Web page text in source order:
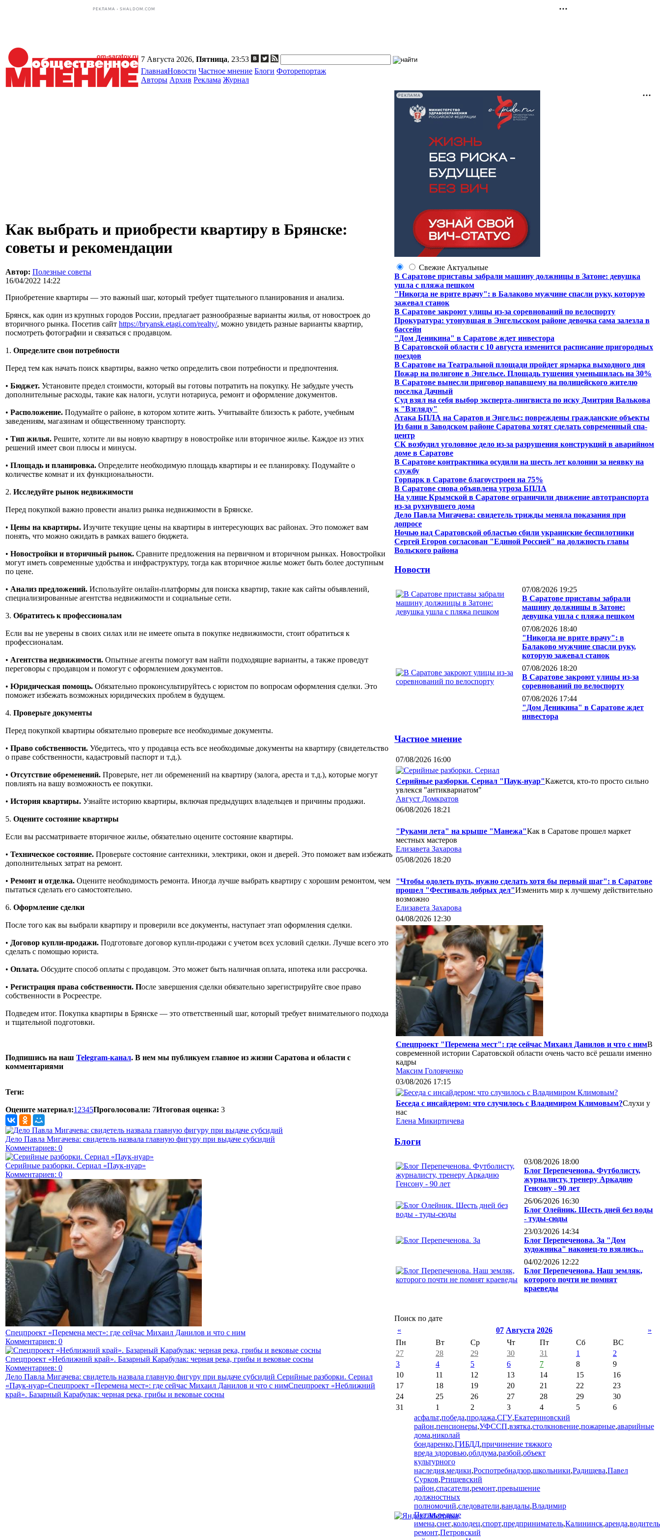
РЕКЛАМА • SHALDOM.COM
7 Августа 2026, Пятница, 23:53
ГлавнаяНовости Частное мнение Блоги Фоторепортаж
Авторы Архив Реклама Журнал
Как выбрать и приобрести квартиру в Брянске:
советы и рекомендации
Автор: Полезные советы
16/04/2022 14:22
Приобретение квартиры — это важный шаг, который требует тщательного планирования и анализа.
Брянск, как один из крупных городов России, предлагает разнообразные варианты жилья, от новостроек до
вторичного рынка. Посетив сайт https://bryansk.etagi.com/realty/, можно увидеть разные варианты квартир,
посмотреть фотографии и связаться с продавцом.
1. Определите свои потребности
Перед тем как начать поиск квартиры, важно четко определить свои потребности и предпочтения.
• Бюджет. Установите предел стоимости, который вы готовы потратить на покупку. Не забудьте учесть
дополнительные расходы, такие как налоги, услуги нотариуса, ремонт и оформление документов.
• Расположение. Подумайте о районе, в котором хотите жить. Учитывайте близость к работе, учебным
заведениям, магазинам и общественному транспорту.
• Тип жилья. Решите, хотите ли вы новую квартиру в новостройке или вторичное жилье. Каждое из этих
решений имеет свои плюсы и минусы.
• Площадь и планировка. Определите необходимую площадь квартиры и ее планировку. Подумайте о
количестве комнат и их функциональности.
2. Исследуйте рынок недвижимости
Перед покупкой важно провести анализ рынка недвижимости в Брянске.
• Цены на квартиры. Изучите текущие цены на квартиры в интересующих вас районах. Это поможет вам
понять, что можно ожидать в рамках вашего бюджета.
• Новостройки и вторичный рынок. Сравните предложения на первичном и вторичном рынках. Новостройки
могут иметь современные удобства и инфраструктуру, тогда как вторичное жилье может быть более доступным
по цене.
• Анализ предложений. Используйте онлайн-платформы для поиска квартир, такие как сайты объявлений,
специализированные агентства недвижимости и социальные сети.
3. Обратитесь к профессионалам
Если вы не уверены в своих силах или не имеете опыта в покупке недвижимости, стоит обратиться к
профессионалам.
• Агентства недвижимости. Опытные агенты помогут вам найти подходящие варианты, а также проведут
переговоры с продавцом и помогут с оформлением документов.
• Юридическая помощь. Обязательно проконсультируйтесь с юристом по вопросам оформления сделки. Это
поможет избежать возможных юридических проблем в будущем.
4. Проверьте документы
Перед покупкой квартиры обязательно проверьте все необходимые документы.
• Право собственности. Убедитесь, что у продавца есть все необходимые документы на квартиру (свидетельство
о праве собственности, кадастровый паспорт и т.д.).
• Отсутствие обременений. Проверьте, нет ли обременений на квартиру (залога, ареста и т.д.), которые могут
повлиять на вашу возможность ее покупки.
• История квартиры. Узнайте историю квартиры, включая предыдущих владельцев и причины продажи.
5. Оцените состояние квартиры
Если вы рассматриваете вторичное жилье, обязательно оцените состояние квартиры.
• Техническое состояние. Проверьте состояние сантехники, электрики, окон и дверей. Это поможет вам избежать
дополнительных затрат на ремонт.
• Ремонт и отделка. Оцените необходимость ремонта. Иногда лучше выбрать квартиру с хорошим ремонтом, чем
пытаться сделать его самостоятельно.
6. Оформление сделки
После того как вы выбрали квартиру и проверили все документы, наступает этап оформления сделки.
• Договор купли-продажи. Подготовьте договор купли-продажи с учетом всех условий сделки. Лучше всего это
сделать с помощью юриста.
• Оплата. Обсудите способ оплаты с продавцом. Это может быть наличная оплата, ипотека или рассрочка.
• Регистрация права собственности. После завершения сделки обязательно зарегистрируйте свое право
собственности в Росреестре.
Подведем итог. Покупка квартиры в Брянске — это ответственный шаг, который требует внимательного подхода
и тщательной подготовки.
Подпишись на наш Telegram-канал. В нем мы публикуем главное из жизни Саратова и области с
комментариями
Теги:
Оцените материал:1 2345Проголосовали: 7Итоговая оценка: 3
Дело Павла Мигачева: свидетель назвала главную фигуру при выдаче субсидий
Комментариев: 0
Серийные разборки. Сериал «Паук-нуар»
Комментариев: 0
Спецпроект «Перемена мест»: где сейчас Михаил Данилов и что с ним
Комментариев: 0
Спецпроект «Неближний край». Базарный Карабулак: черная река, грибы и вековые сосны
Комментариев: 0
Дело Павла Мигачева: свидетель назвала главную фигуру при выдаче субсидий Серийные разборки. Сериал
«Паук-нуар»Спецпроект «Перемена мест»: где сейчас Михаил Данилов и что с нимСпецпроект «Неближний
край». Базарный Карабулак: черная река, грибы и вековые сосны
РЕКЛАМА
Свежие Актуальные
В Саратове приставы забрали машину должницы в Затоне: девушка
ушла с пляжа пешком
"Никогда не врите врачу": в Балаково мужчине спасли руку, которую
зажевал станок
В Саратове закроют улицы из-за соревнований по велоспорту
Прокуратура: утонувшая в Энгельсском районе девочка сама залезла в
бассейн
"Дом Деникина" в Саратове ждет инвестора
В Саратовской области с 10 августа изменится расписание пригородных
поездов
В Саратове на Театральной площади пройдет ярмарка выходного дня
Пожар на полигоне в Энгельсе. Площадь тушения уменьшилась на 30%
В Саратове вынесли приговор напавшему на полицейского жителю
поселка Дачный
Суд взял на себя выбор эксперта-лингвиста по иску Дмитрия Валькова
к "Взгляду"
Атака БПЛА на Саратов и Энгельс: повреждены гражданские объекты
Из бани в Заводском районе Саратова хотят сделать современный спа-
центр
СК возбудил уголовное дело из-за разрушения конструкций в аварийном
доме в Саратове
В Саратове контрактника осудили на шесть лет колонии за неявку на
службу
Горпарк в Саратове благоустроен на 75%
В Саратове снова объявлена угроза БПЛА
На улице Крымской в Саратове ограничили движение автотранспорта
из-за рухнувшего дома
Дело Павла Мигачева: свидетель трижды меняла показания при
допросе
Ночью над Саратовской областью сбили украинские беспилотники
Сергей Егоров согласован "Единой Россией" на должность главы
Вольского района
Новости
07/08/2026 19:25
В Саратове приставы забрали
машину должницы в Затоне:
девушка ушла с пляжа пешком
07/08/2026 18:40
"Никогда не врите врачу": в
Балаково мужчине спасли руку,
которую зажевал станок
07/08/2026 18:20
В Саратове закроют улицы из-за
соревнований по велоспорту
07/08/2026 17:44
"Дом Деникина" в Саратове ждет
инвестора
Частное мнение
07/08/2026 16:00
Серийные разборки. Сериал "Паук-нуар"Кажется, кто-то просто сильно
увлекся "антиквариатом"
Август Домкратов
06/08/2026 18:21
"Руками лета" на крыше "Манежа"Как в Саратове прошел маркет
местных мастеров
Елизавета Захарова
05/08/2026 18:20
"Чтобы одолеть путь, нужно сделать хотя бы первый шаг": в Саратове
прошел "Фестиваль добрых дел"Изменить мир к лучшему действительно
возможно
Елизавета Захарова
04/08/2026 12:30
Спецпроект "Перемена мест": где сейчас Михаил Данилов и что с нимВ
современной истории Саратовской области очень часто всё решали именно
кадры
Максим Головченко
03/08/2026 17:15
Беседа с инсайдером: что случилось с Владимиром Климовым?Слухи у
нас
Елена Микиртичева
Блоги
03/08/2026 18:00
Блог Перепеченова. Футболисту,
журналисту, тренеру Аркадию
Генсону - 90 лет
26/06/2026 16:30
Блог Олейник. Шесть дней без воды
- туды-сюды
23/03/2026 14:34
Блог Перепеченова. За "Дом
художника" наконец-то взялись...
04/02/2026 12:22
Блог Перепеченова. Наш земляк,
которого почти не помнят
краеведы
Поиск по дате
«
07 Августа 2026
»
Пн
Вт Ср Чт Пт Сб
ВС
27
28 29 30 31 1
2
3
4 5 6 7 8
9
10
11 12 13 14 15
16
17
18 19 20 21 22
23
24
25 26 27 28 29
30
31
1 2 3 4 5
6
асфальт,победа,продажа,СГУ,Екатериновский
район,пенсионеры,УФССП,взятка,столкновение,пожарные,аварийные
дома,николай
бондаренко,ГИБДД,причинение тяжкого
вреда здоровью,облдума,разбой,объект
культурного
наследия,медики,Роспотребнадзор,школьники,Радищева,Павел
Сурков,Ртищевский
район,спасатели,ремонт,превышение
должностных
полномочий,следователи,вандалы,Владимир
Путин,редкие
имена,снег,колодец,спорт,предприниматель,Калининск,аренда,водитель
ремонт,Петровский